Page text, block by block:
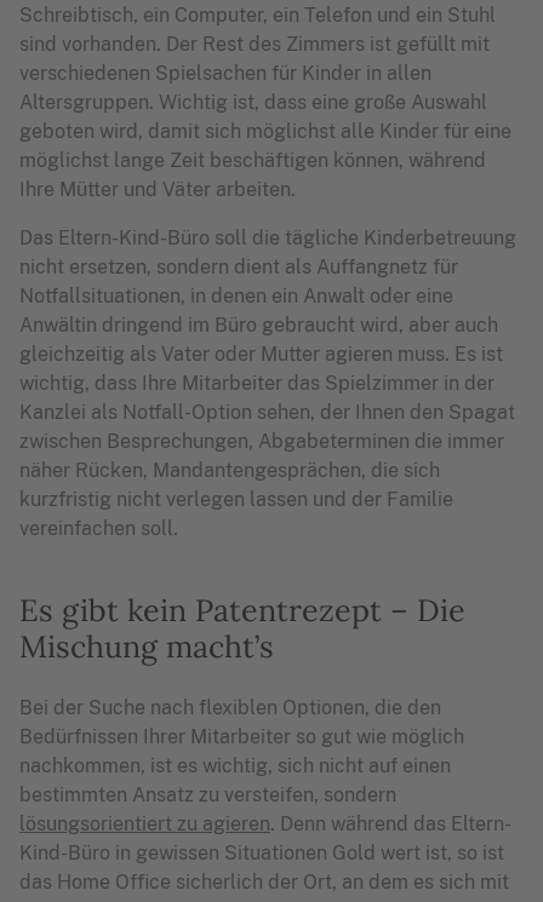
Schreibtisch, ein Computer, ein Telefon und ein Stuhl
sind vorhanden. Der Rest des Zimmers ist gefüllt mit
verschiedenen Spielsachen für Kinder in allen
Altersgruppen. Wichtig ist, dass eine große Auswahl
geboten wird, damit sich möglichst alle Kinder für eine
möglichst lange Zeit beschäftigen können, während
Ihre Mütter und Väter arbeiten.
Das Eltern-Kind-Büro soll die tägliche Kinderbetreuung
nicht ersetzen, sondern dient als Auffangnetz für
Notfallsituationen, in denen ein Anwalt oder eine
Anwältin dringend im Büro gebraucht wird, aber auch
gleichzeitig als Vater oder Mutter agieren muss. Es ist
wichtig, dass Ihre Mitarbeiter das Spielzimmer in der
Kanzlei als Notfall-Option sehen, der Ihnen den Spagat
zwischen Besprechungen, Abgabeterminen die immer
näher Rücken, Mandantengesprächen, die sich
kurzfristig nicht verlegen lassen und der Familie
vereinfachen soll.
Es gibt kein Patentrezept – Die
Mischung macht’s
Bei der Suche nach flexiblen Optionen, die den
Bedürfnissen Ihrer Mitarbeiter so gut wie möglich
nachkommen, ist es wichtig, sich nicht auf einen
bestimmten Ansatz zu versteifen, sondern
lösungsorientiert zu agieren. Denn während das Eltern-
Kind-Büro in gewissen Situationen Gold wert ist, so ist
das Home Office sicherlich der Ort, an dem es sich mit